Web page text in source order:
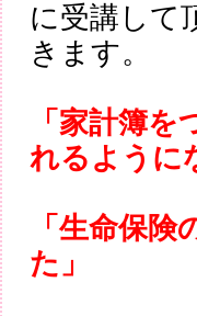
に受講して
きます。
「家計簿
れるように
「生命保
た」